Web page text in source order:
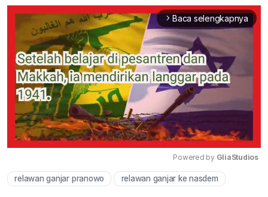
arrow_forward_ios Baca selengkapnya
Mute
Powered by GliaStudios
relawan ganjar pranowo relawan ganjar ke nasdem